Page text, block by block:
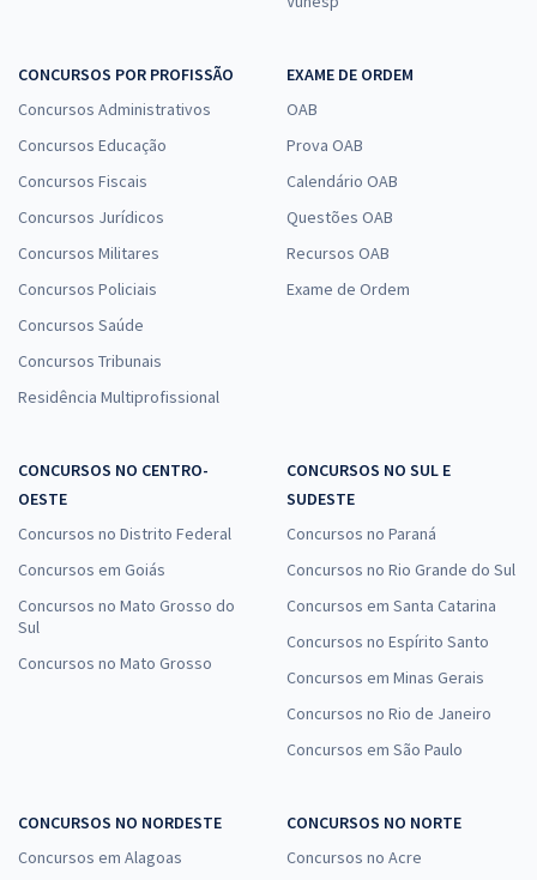
CONCURSOS POR PROFISSÃO
Concursos Administrativos
Concursos Educação
Concursos Fiscais
Concursos Jurídicos
Concursos Militares
Concursos Policiais
Concursos Saúde
Concursos Tribunais
Residência Multiprofissional
EXAME DE ORDEM
OAB
Prova OAB
Calendário OAB
Questões OAB
Recursos OAB
Exame de Ordem
CONCURSOS NO CENTRO-
OESTE
Concursos no Distrito Federal
Concursos em Goiás
Concursos no Mato Grosso do
Sul
Concursos no Mato Grosso
CONCURSOS NO SUL E
SUDESTE
Concursos no Paraná
Concursos no Rio Grande do Sul
Concursos em Santa Catarina
Concursos no Espírito Santo
Concursos em Minas Gerais
Concursos no Rio de Janeiro
Concursos em São Paulo
CONCURSOS NO NORDESTE
Concursos em Alagoas
CONCURSOS NO NORTE
Concursos no Acre